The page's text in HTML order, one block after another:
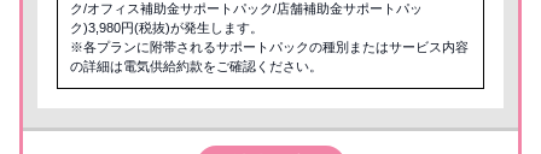
ク/オフィス補助金サポートパック/店舗補助金サポートパッ
ク)3,980円(税抜)が発生します。
※各プランに附帯されるサポートパックの種別またはサービス内容
の詳細は電気供給約款をご確認ください。